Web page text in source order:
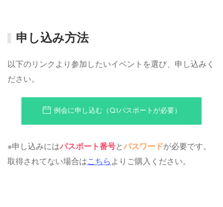
申し込み方法
以下のリンクより参加したいイベントを選び、申し込みく
ださい。
例会に申し込む（Q1パスポートが必要）
※申し込みにはパスポート番号とパスワードが必要です。
取得されてない場合はこちら よりご購入ください。